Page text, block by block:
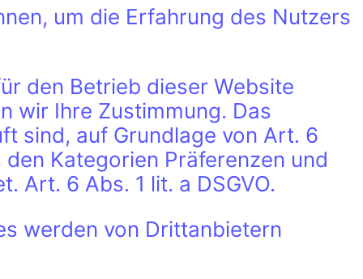
um die Erfahrung des Nutzers
den Betrieb dieser Website
wir Ihre Zustimmung. Das
sind, auf Grundlage von Art. 6
Kategorien Präferenzen und
Art. 6 Abs. 1 lit. a DSGVO.
werden von Drittanbietern